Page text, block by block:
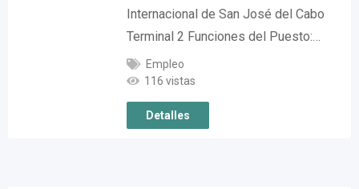
Internacional de San José del Cabo
Terminal 2 Funciones del Puesto:…
Empleo
116 vistas
Detalles